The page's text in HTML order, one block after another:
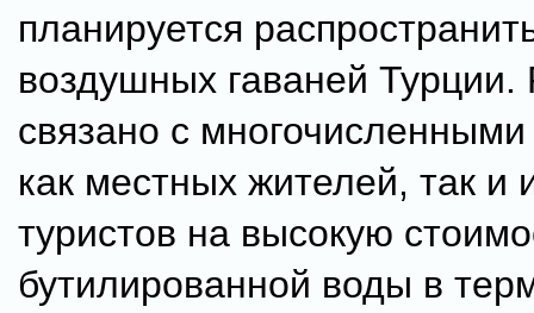
планируется
воздушных гаваней
связано с
как местных жителей, так и
туристов на высокую
бутилированной воды в